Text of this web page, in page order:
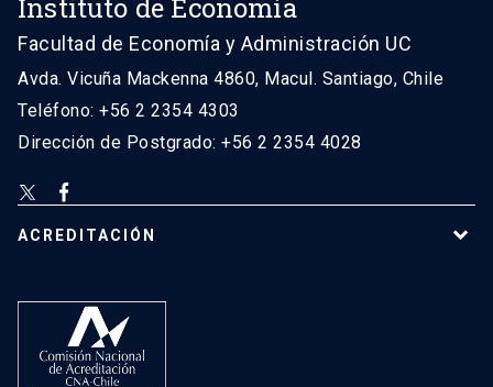
Instituto de Economía
Facultad de Economía y Administración UC
Avda. Vicuña Mackenna 4860, Macul. Santiago, Chile
Teléfono: +56 2 2354 4303
Dirección de Postgrado: +56 2 2354 4028
ACREDITACIÓN